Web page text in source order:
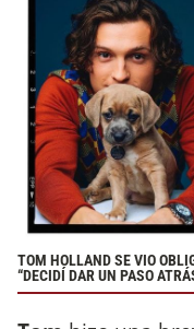
TOM HOLLAND SE VIO
“DECIDÍ DAR UN PASO